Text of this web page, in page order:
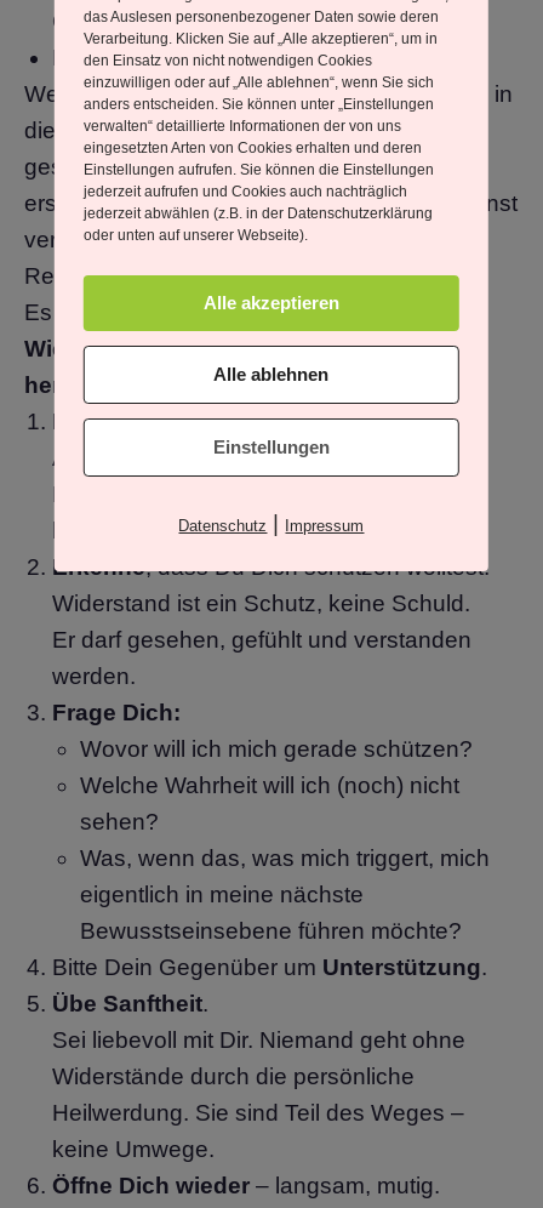
Opposition.
Du willst lieber gehen, als tiefer zu fühlen.
Wenn du das bemerkst –atme. Denn genau in
diesem Moment hast du Bewusstsein
geschaffen. Und Bewusstsein ist immer der
erste Schritt zur Transformation. Und Du kannst
vermuten, dass Dein Gegenüber Deine
Reaktion, den Widerstand, unmittelbar spürt.
Es könnte zur Hilfestellung werden.
Wie kannst du aus dem Widerstand
herausgehen?
Halte inne.
Atme. Spüre.
Lass das Gefühl da sein, ohne es zu
Erkenne, dass Du Dich schützen wolltest.
Widerstand ist ein Schutz, keine Schuld.
Er darf gesehen, gefühlt und verstanden
werden.
Frage Dich:
Wovor will ich mich gerade schützen?
Welche Wahrheit will ich (noch) nicht
sehen?
Was, wenn das, was mich triggert, mich
eigentlich in meine nächste
Bewusstseinsebene führen möchte?
Bitte Dein Gegenüber um Unterstützung.
Übe Sanftheit.
Sei liebevoll mit Dir. Niemand geht ohne
Widerstände durch die persönliche
Heilwerdung. Sie sind Teil des Weges –
keine Umwege.
Öffne Dich wieder– langsam, mutig.
das Auslesen personenbezogener Daten sowie deren
Verarbeitung. Klicken Sie auf „Alle akzeptieren“, um in
den Einsatz von nicht notwendigen Cookies
einzuwilligen oder auf „Alle ablehnen“, wenn Sie sich
anders entscheiden. Sie können unter „Einstellungen
verwalten“ detaillierte Informationen der von uns
eingesetzten Arten von Cookies erhalten und deren
Einstellungen aufrufen. Sie können die Einstellungen
jederzeit aufrufen und Cookies auch nachträglich
jederzeit abwählen (z.B. in der Datenschutzerklärung
oder unten auf unserer Webseite).
Alle akzeptieren
Alle ablehnen
Einstellungen
Datenschutz | Impressum